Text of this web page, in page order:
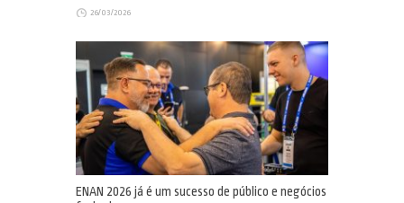
26/03/2026
ENAN 2026 já é um sucesso de público e negócios